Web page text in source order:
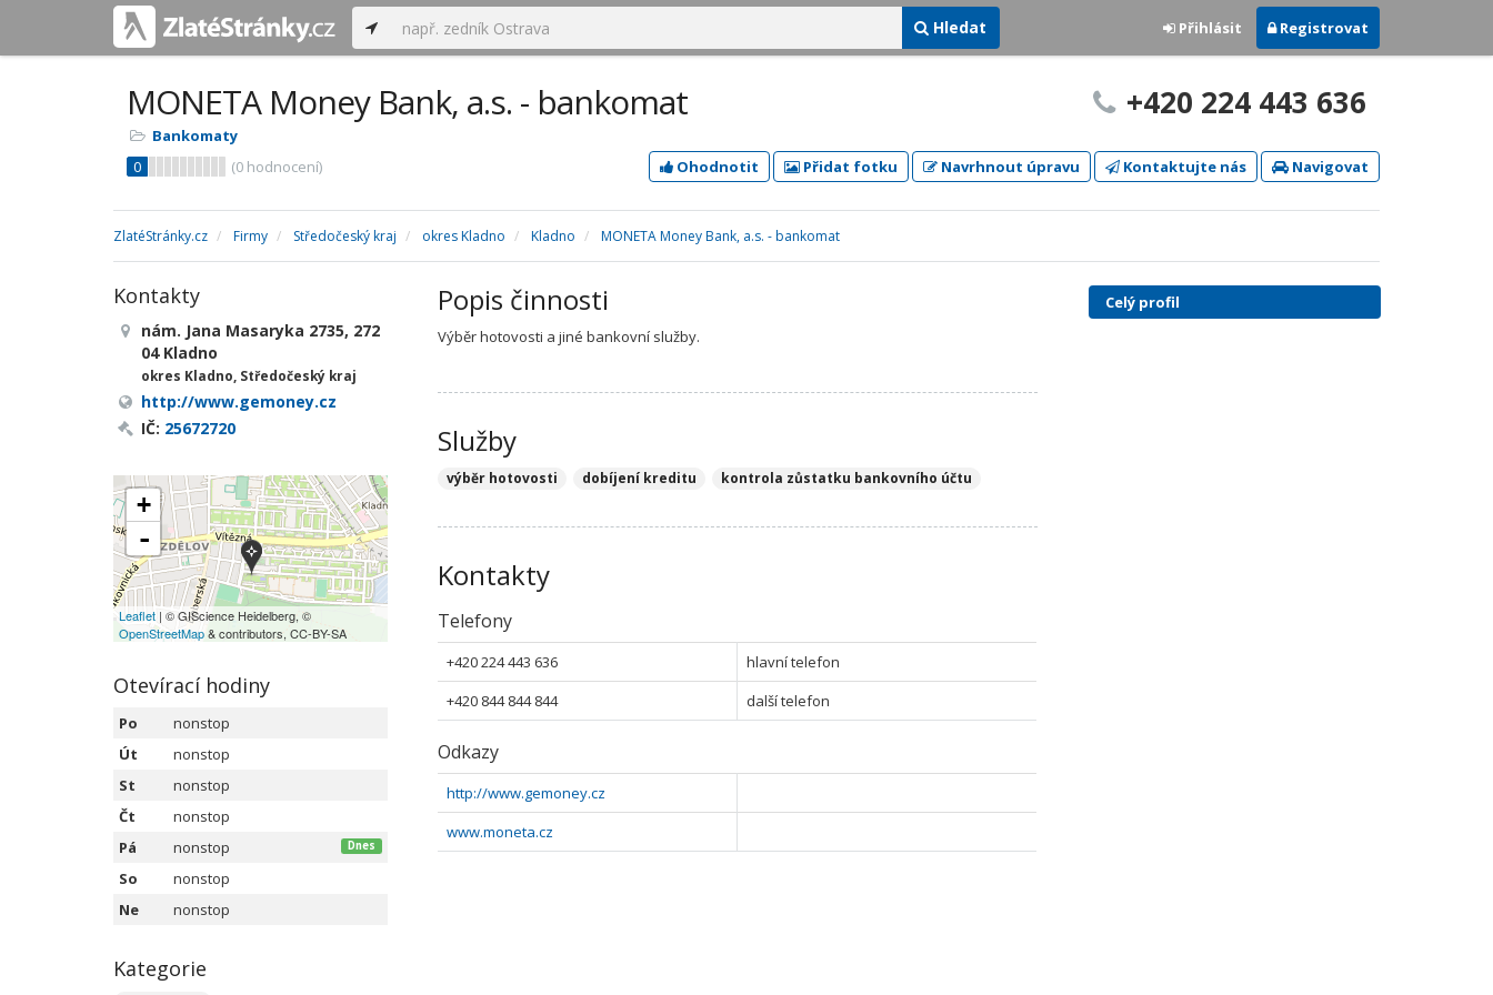
Hledat Přihlásit Registrovat
MONETA Money Bank, a.s. - bankomat
Bankomaty
0
(0 hodnocení)
+420 224 443 636
Ohodnotit Přidat fotku Navrhnout úpravu Kontaktujte nás Navigovat
ZlatéStránky.cz Firmy Středočeský kraj okres Kladno Kladno MONETA Money Bank, a.s. - bankomat
Popis činnosti
Výběr hotovosti a jiné bankovní služby.
Služby
výběr hotovosti dobíjení kreditu kontrola zůstatku bankovního účtu
Kontakty
Telefony
+420 224 443 636
hlavní telefon
+420 844 844 844
další telefon
Odkazy
http://www.gemoney.cz
www.moneta.cz
Kontakty
nám. Jana Masaryka 2735, 272
04 Kladno
okres Kladno, Středočeský kraj
http://www.gemoney.cz
IČ: 25672720
+
-
Leaflet | © GIScience Heidelberg, ©
OpenStreetMap& contributors, CC-BY-SA
Otevírací hodiny
Po
nonstop
Út
nonstop
St
nonstop
Čt
nonstop
Pá
nonstop Dnes
So
nonstop
Ne
nonstop
Kategorie
Celý profil